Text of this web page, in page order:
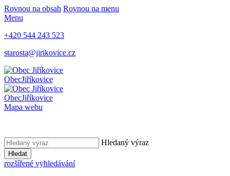
Rovnou na obsah Rovnou na menu
Menu
+420 544 243 523
starosta@jirikovice.cz
ObecJiříkovice
ObecJiříkovice
Mapa webu
Hledaný výraz
Hledat
rozšířené vyhledávání